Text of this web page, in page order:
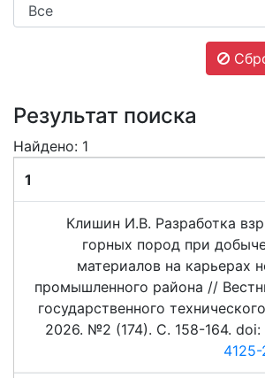
Результат поиска
Найдено: 1
1
Клишин И.В. Разработка
горных пород при
материалов на карьерах
промышленного района //
государственного
2026. №2 (174). C. 158-164. doi: